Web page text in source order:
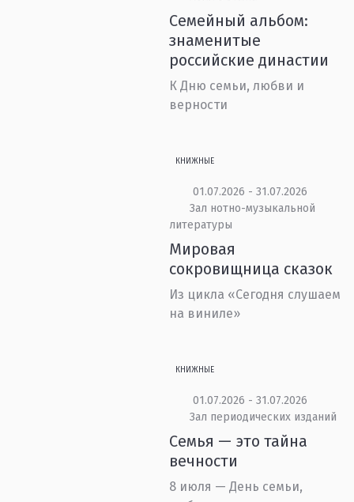
Семейный альбом:
знаменитые
российские династии
К Дню семьи, любви и
верности
КНИЖНЫЕ
01.07.2026 - 31.07.2026
Зал нотно-музыкальной
литературы
Мировая
сокровищница сказок
Из цикла «Сегодня слушаем
на виниле»
КНИЖНЫЕ
01.07.2026 - 31.07.2026
Зал периодических изданий
Семья — это тайна
вечности
8 июля — День семьи,